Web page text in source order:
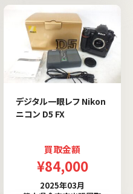
デジタル一眼レフ Nikon
ニコン D5 FX
買取金額
¥84,000
2025年03月